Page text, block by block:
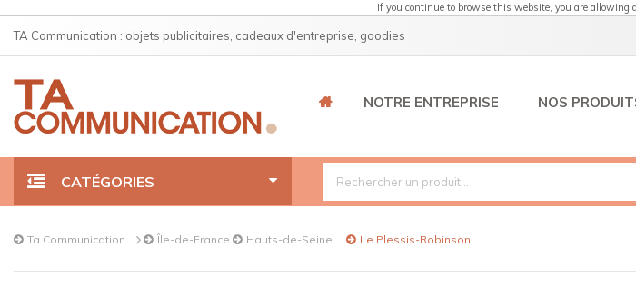
If you continue to browse this website, you are allowing
TA Communication : objets publicitaires, cadeaux d'entreprise, goodies
NOTRE ENTREPRISE NOS
CATÉGORIES
Ta Communication Île-de-France Hauts-de-Seine Le Plessis-Robinson